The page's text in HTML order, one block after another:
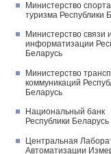
Министерство
туризма Республики
Министерство связи и
информатизации
Беларусь
Министерство
коммуникаций
Беларусь
Национальный банк
Республики Беларусь
Центральная
Автоматизации